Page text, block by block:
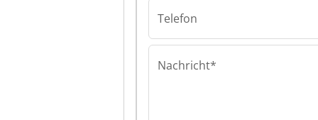
Telefon
Nachricht*